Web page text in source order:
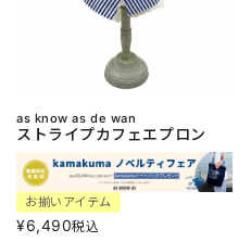
as know as de wan
ストライプカフェエプロン
お揃いアイテム
¥6,490税込